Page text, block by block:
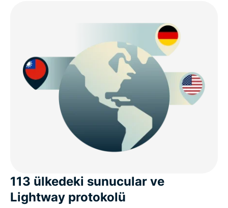
113 ülkedeki sunucular ve
Lightway protokolü